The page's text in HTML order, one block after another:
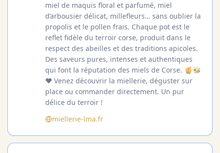
miel de maquis floral et parfumé, miel
d’arbousier délicat, millefleurs… sans oublier la
propolis et le pollen frais. Chaque pot est le
reflet fidèle du terroir corse, produit dans le
respect des abeilles et des traditions apicoles.
Des saveurs pures, intenses et authentiques
qui font la réputation des miels de Corse. 🍯🐝
❤️ Venez découvrir la miellerie, déguster sur
place ou commander directement. Un pur
délice du terroir !
miellerie-lma.fr